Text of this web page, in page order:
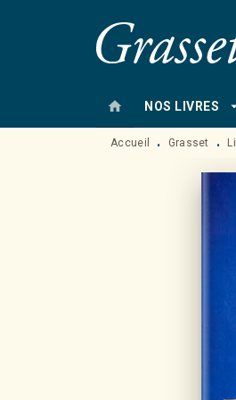
MENU
home NOS LIVRES
Accueil • Grasset •